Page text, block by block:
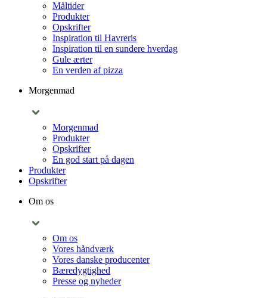
Måltider
Produkter
Opskrifter
Inspiration til Havreris
Inspiration til en sundere hverdag
Gule ærter
En verden af pizza
Morgenmad
Morgenmad
Produkter
Opskrifter
En god start på dagen
Produkter
Opskrifter
Om os
Om os
Vores håndværk
Vores danske producenter
Bæredygtighed
Presse og nyheder